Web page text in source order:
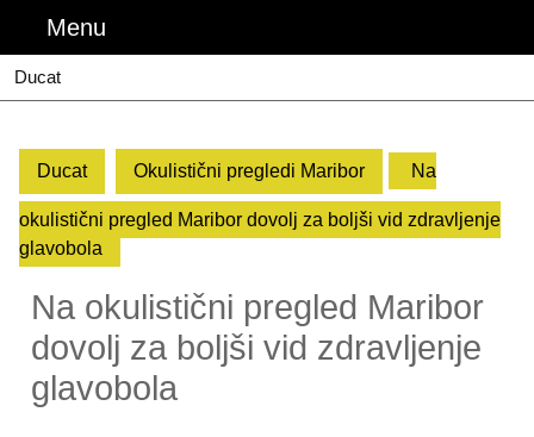
content
Menu
Ducat
Ducat Okulistični pregledi Maribor Na
okulistični pregled Maribor dovolj za boljši vid zdravljenje
glavobola
Na okulistični pregled Maribor
dovolj za boljši vid zdravljenje
glavobola